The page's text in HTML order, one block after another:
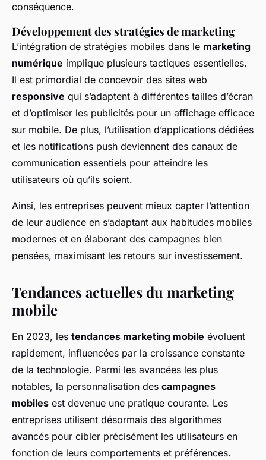
conséquence.
Développement des stratégies de marketing
L’intégration de stratégies mobiles dans le marketing
numérique implique plusieurs tactiques essentielles.
Il est primordial de concevoir des sites web
responsive qui s’adaptent à différentes tailles d’écran
et d’optimiser les publicités pour un affichage efficace
sur mobile. De plus, l’utilisation d’applications dédiées
et les notifications push deviennent des canaux de
communication essentiels pour atteindre les
utilisateurs où qu’ils soient.
Ainsi, les entreprises peuvent mieux capter l’attention
de leur audience en s’adaptant aux habitudes mobiles
modernes et en élaborant des campagnes bien
pensées, maximisant les retours sur investissement.
Tendances actuelles du marketing
mobile
En 2023, les tendances marketing mobile évoluent
rapidement, influencées par la croissance constante
de la technologie. Parmi les avancées les plus
notables, la personnalisation des campagnes
mobiles est devenue une pratique courante. Les
entreprises utilisent désormais des algorithmes
avancés pour cibler précisément les utilisateurs en
fonction de leurs comportements et préférences.